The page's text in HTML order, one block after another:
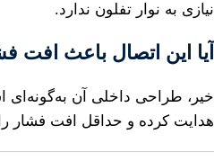
نیازی به نوار تفلون ندارد.
آیا این اتصال باعث افت
خیر، طراحی داخلی آن به‌گونه‌ای
هدایت کرده و حداقل افت فشار